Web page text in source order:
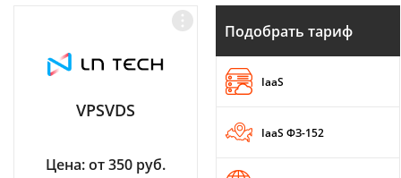
VPSVDS
Цена: от 350 руб.
Подобрать тариф
IaaS
IaaS ФЗ-152